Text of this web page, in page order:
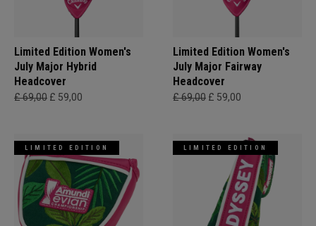
Limited Edition Women's
July Major Hybrid
Headcover
£ 69,00 £ 59,00
Limited Edition Women's
July Major Fairway
Headcover
£ 69,00 £ 59,00
LIMITED EDITION LIMITED EDITION